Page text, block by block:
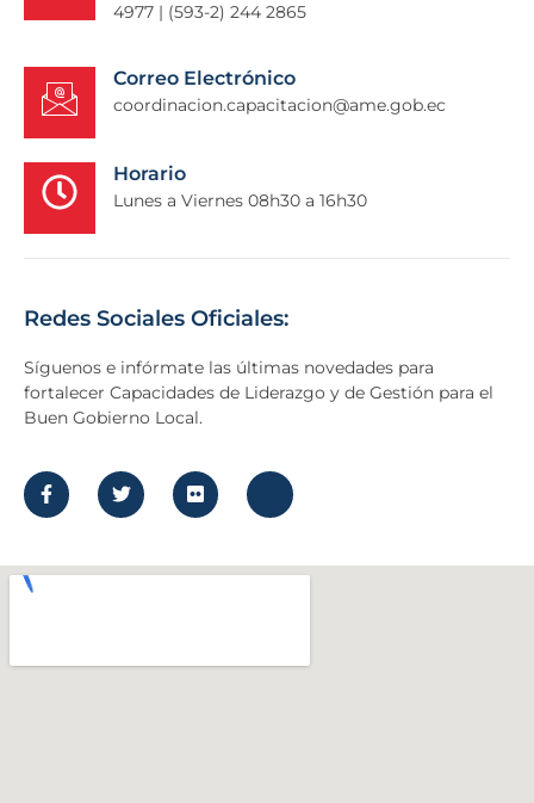
4977 | (593-2) 244 2865
Correo Electrónico
coordinacion.capacitacion@ame.gob.ec
Horario
Lunes a Viernes 08h30 a 16h30
Redes Sociales Oficiales:
Síguenos e infórmate las últimas novedades para
fortalecer Capacidades de Liderazgo y de Gestión para el
Buen Gobierno Local.